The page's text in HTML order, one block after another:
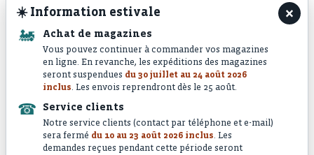
Chicka shrimp
×
☀️Information estivale
🚂 Achat de magazines
Vous pouvez continuer à commander vos magazines
en ligne. En revanche, les expéditions des magazines
seront suspendues du 30 juillet au 24 août 2026
inclus. Les envois reprendront dès le 25 août.
☎ Service clients
Notre service clients (contact par téléphone et e-mail)
sera fermé du 10 au 23 août 2026 inclus. Les
demandes reçues pendant cette période seront